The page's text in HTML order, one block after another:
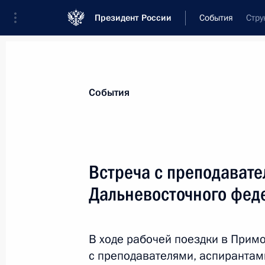
Президент России События
Новости
Встреча с Премьер-министром
События
Встреча с
Дальневосточного
В ходе рабочей поездки в
с преподавателями,